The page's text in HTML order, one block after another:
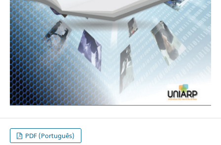
PDF (Português)